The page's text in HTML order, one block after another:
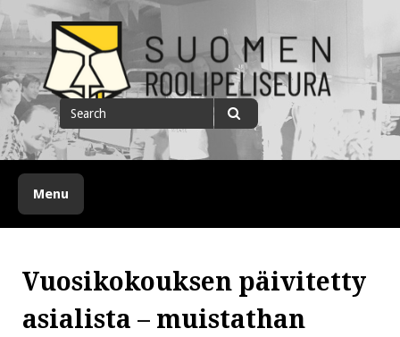
to
content
Suomen roolipeliseura
Search
for
Search
Menu
Vuosikokouksen päivitetty
asialista – muistathan